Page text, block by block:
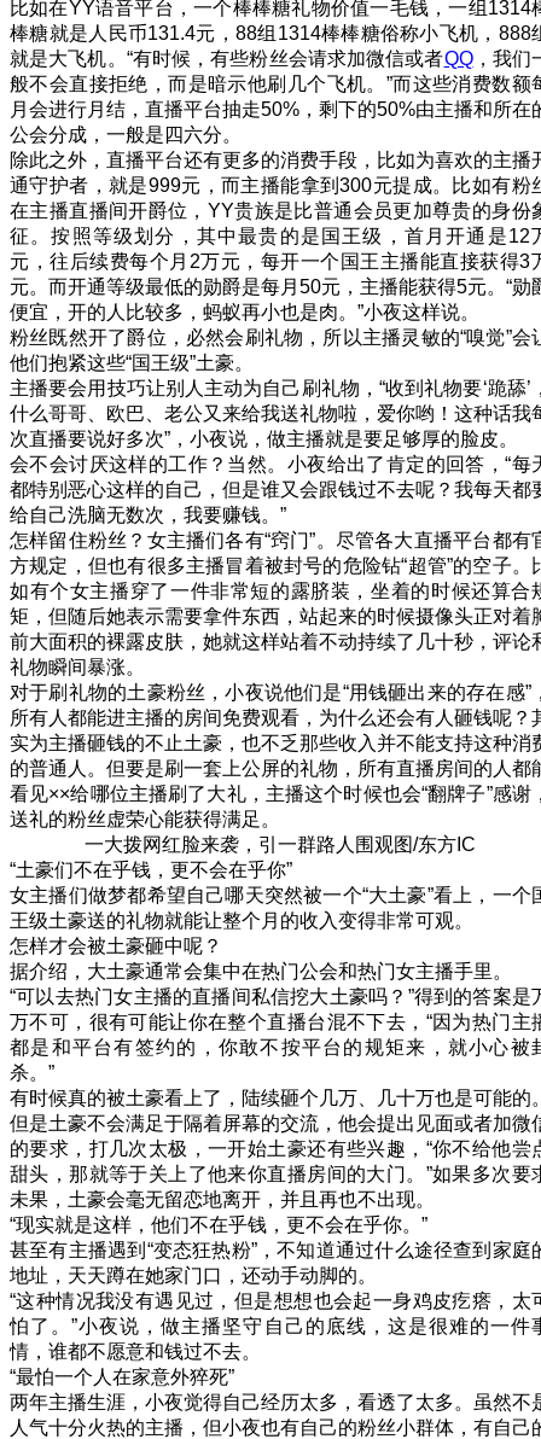
比如在YY语音平台，一个棒棒糖礼物价值一毛钱，一组1314
棒糖就是人民币131.4元，88组1314棒棒糖俗称小飞机，888
就是大飞机。“有时候，有些粉丝会请求加微信或者QQ，我们
般不会直接拒绝，而是暗示他刷几个飞机。”而这些消费数额
月会进行月结，直播平台抽走50%，剩下的50%由主播和所在
公会分成，一般是四六分。
除此之外，直播平台还有更多的消费手段，比如为喜欢的主播
通守护者，就是999元，而主播能拿到300元提成。比如有粉
在主播直播间开爵位，YY贵族是比普通会员更加尊贵的身份
征。按照等级划分，其中最贵的是国王级，首月开通是12
元，往后续费每个月2万元，每开一个国王主播能直接获得3
元。而开通等级最低的勋爵是每月50元，主播能获得5元。“勋
便宜，开的人比较多，蚂蚁再小也是肉。”小夜这样说。
粉丝既然开了爵位，必然会刷礼物，所以主播灵敏的“嗅觉”会
他们抱紧这些“国王级”土豪。
主播要会用技巧让别人主动为自己刷礼物，“收到礼物要‘跪舔’
什么哥哥、欧巴、老公又来给我送礼物啦，爱你哟！这种话我
次直播要说好多次”，小夜说，做主播就是要足够厚的脸皮。
会不会讨厌这样的工作？当然。小夜给出了肯定的回答，“每
都特别恶心这样的自己，但是谁又会跟钱过不去呢？我每天都
给自己洗脑无数次，我要赚钱。”
怎样留住粉丝？女主播们各有“窍门”。尽管各大直播平台都有
方规定，但也有很多主播冒着被封号的危险钻“超管”的空子。
如有个女主播穿了一件非常短的露脐装，坐着的时候还算合
矩，但随后她表示需要拿件东西，站起来的时候摄像头正对着
前大面积的裸露皮肤，她就这样站着不动持续了几十秒，评论
礼物瞬间暴涨。
对于刷礼物的土豪粉丝，小夜说他们是“用钱砸出来的存在感”
所有人都能进主播的房间免费观看，为什么还会有人砸钱呢？
实为主播砸钱的不止土豪，也不乏那些收入并不能支持这种消
的普通人。但要是刷一套上公屏的礼物，所有直播房间的人都
看见××给哪位主播刷了大礼，主播这个时候也会“翻牌子”感谢
送礼的粉丝虚荣心能获得满足。
一大拨网红脸来袭，引一群路人围观图/东方IC
“土豪们不在乎钱，更不会在乎你”
女主播们做梦都希望自己哪天突然被一个“大土豪”看上，一个
王级土豪送的礼物就能让整个月的收入变得非常可观。
怎样才会被土豪砸中呢？
据介绍，大土豪通常会集中在热门公会和热门女主播手里。
“可以去热门女主播的直播间私信挖大土豪吗？”得到的答案是
万不可，很有可能让你在整个直播台混不下去，“因为热门主
都是和平台有签约的，你敢不按平台的规矩来，就小心被
杀。”
有时候真的被土豪看上了，陆续砸个几万、几十万也是可能的
但是土豪不会满足于隔着屏幕的交流，他会提出见面或者加微
的要求，打几次太极，一开始土豪还有些兴趣，“你不给他尝
甜头，那就等于关上了他来你直播房间的大门。”如果多次要
未果，土豪会毫无留恋地离开，并且再也不出现。
“现实就是这样，他们不在乎钱，更不会在乎你。”
甚至有主播遇到“变态狂热粉”，不知道通过什么途径查到家庭
地址，天天蹲在她家门口，还动手动脚的。
“这种情况我没有遇见过，但是想想也会起一身鸡皮疙瘩，太
怕了。”小夜说，做主播坚守自己的底线，这是很难的一件
情，谁都不愿意和钱过不去。
“最怕一个人在家意外猝死”
两年主播生涯，小夜觉得自己经历太多，看透了太多。虽然不
人气十分火热的主播，但小夜也有自己的粉丝小群体，有自己